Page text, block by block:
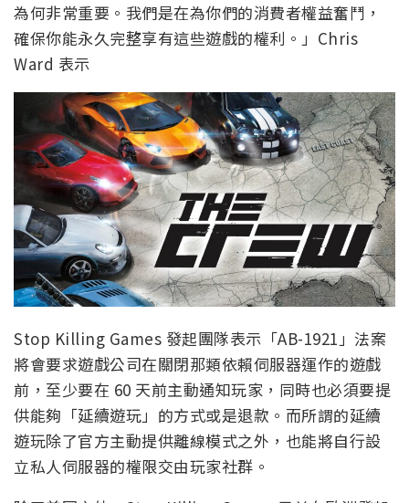
為何非常重要。我們是在為你們的消費者權益奮鬥，
確保你能永久完整享有這些遊戲的權利。」Chris
Ward 表示
Stop Killing Games 發起團隊表示「AB-1921」法案
將會要求遊戲公司在關閉那類依賴伺服器運作的遊戲
前，至少要在 60 天前主動通知玩家，同時也必須要提
供能夠「延續遊玩」的方式或是退款。而所謂的延續
遊玩除了官方主動提供離線模式之外，也能將自行設
立私人伺服器的權限交由玩家社群。